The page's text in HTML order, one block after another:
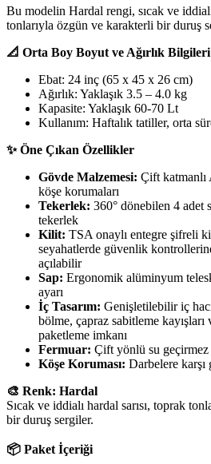
Bu modelin Hardal rengi, sıcak ve
tonlarıyla özgün ve karakterli bir duruş
📐 Orta Boy Boyut ve Ağırlık Bilgileri
Ebat: 24 inç (65 x 45 x 26 cm)
Ağırlık: Yaklaşık 3.5 – 4.0 kg
Kapasite: Yaklaşık 60-70 Lt
Kullanım: Haftalık tatiller, orta
✨ Öne Çıkan Özellikler
Gövde Malzemesi: Çift
köşe korumaları
Tekerlek: 360° dönebilen 4 adet
tekerlek
Kilit: TSA onaylı entegre şifreli
seyahatlerde güvenlik
açılabilir
Sap: Ergonomik alüminyum
ayarı
İç Tasarım: Genişletilebilir iç
bölme, çapraz sabitleme
paketleme imkanı
Fermuar: Çift yönlü su geçirmez
Köşe Koruması: Darbelere karşı
🎨 Renk: Hardal
Sıcak ve iddialı hardal sarısı, toprak
bir duruş sergiler.
📦 Paket İçeriği